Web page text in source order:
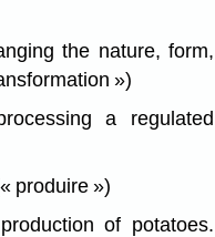
the nature, form,
»)
a regulated
produire »)
of potatoes.